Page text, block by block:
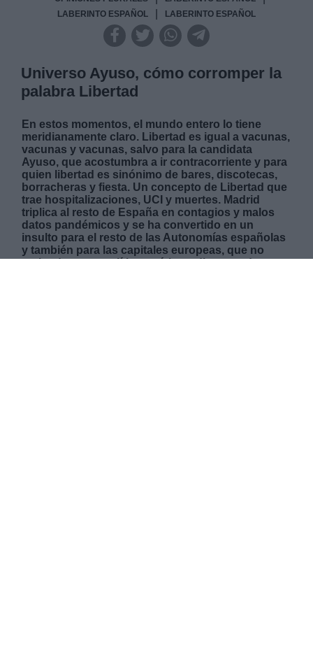
LABERINTO ESPAÑOL LABERINTO ESPAÑOL
Universo Ayuso, cómo corromper la
palabra Libertad
En estos momentos, el mundo entero lo tiene
meridianamente claro. Libertad es igual a vacunas,
vacunas y vacunas, salvo para la candidata
Ayuso, que acostumbra a ir contracorriente y para
quien libertad es sinónimo de bares, discotecas,
borracheras y fiesta. Un concepto de Libertad que
trae hospitalizaciones, UCI y muertes. Madrid
triplica al resto de España en contagios y malos
datos pandémicos y se ha convertido en un
insulto para el resto de las Autonomías españolas
y también para las capitales europeas, que no
entienden esta política errática y disparatada que